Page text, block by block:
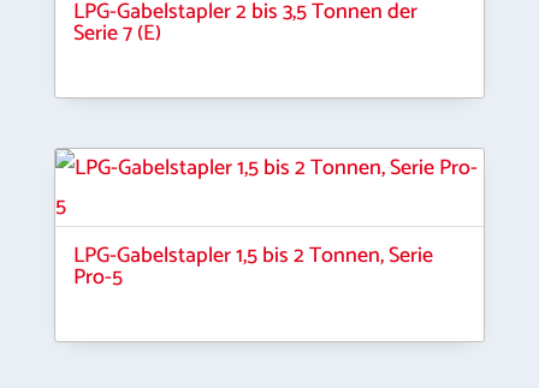
LPG-Gabelstapler 2 bis 3,5 Tonnen der
Serie 7 (E)
LPG-Gabelstapler 1,5 bis 2 Tonnen, Serie
Pro-5